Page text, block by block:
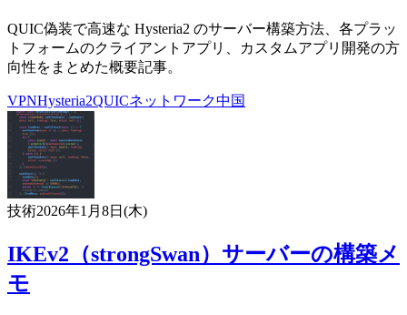
QUIC偽装で高速な Hysteria2 のサーバー構築方法、各プラッ
トフォームのクライアントアプリ、カスタムアプリ開発の方
向性をまとめた概要記事。
VPNHysteria2QUICネットワーク中国
技術2026年1月8日(木)
IKEv2（strongSwan）サーバーの構築メ
モ